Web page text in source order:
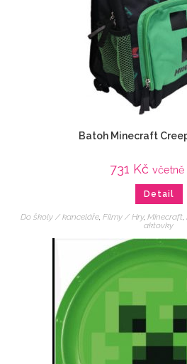
Batoh Minecraft
731 Kč včetně
Detail
Do školy / kanceláře Filmy / Hry, Minecraft
aktovky